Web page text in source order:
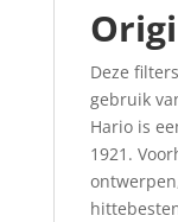
Deze
gebruik
Hario is
1921.